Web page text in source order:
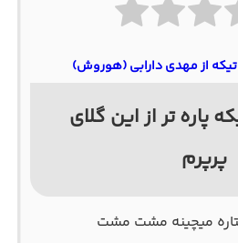
از مهدی دارابی (هوروش)
پاره تر از این گلای
پرپرم
ﻣﻴﭽﻴﻨﻪ ﻣﺸﺖ ﻣﺸﺖ